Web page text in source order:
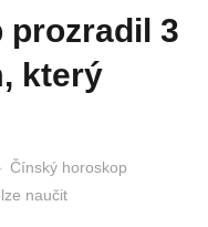
který
Čínský horoskop
naučit